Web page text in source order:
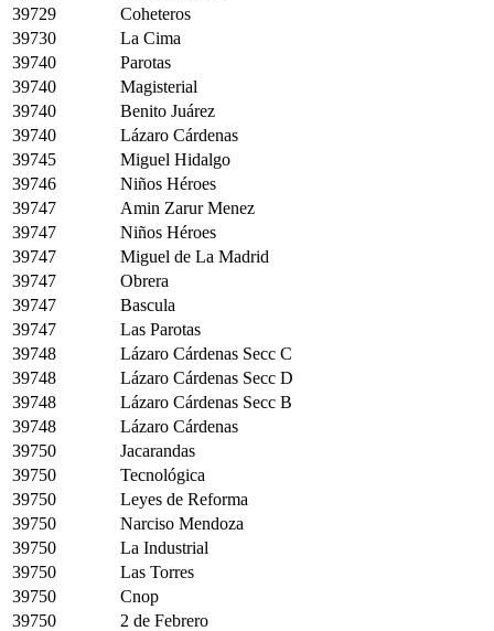
39729
Coheteros
39730
La Cima
39740
Parotas
39740
Magisterial
39740
Benito Juárez
39740
Lázaro Cárdenas
39745
Miguel Hidalgo
39746
Niños Héroes
39747
Amin Zarur Menez
39747
Niños Héroes
39747
Miguel de La Madrid
39747
Obrera
39747
Bascula
39747
Las Parotas
39748
Lázaro Cárdenas Secc C
39748
Lázaro Cárdenas Secc D
39748
Lázaro Cárdenas Secc B
39748
Lázaro Cárdenas
39750
Jacarandas
39750
Tecnológica
39750
Leyes de Reforma
39750
Narciso Mendoza
39750
La Industrial
39750
Las Torres
39750
Cnop
39750
2 de Febrero